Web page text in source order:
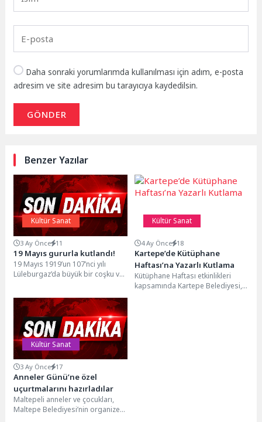
Daha sonraki yorumlarımda kullanılması için adım, e-posta
adresim ve site adresim bu tarayıcıya kaydedilsin.
GÖNDER
Benzer Yazılar
Kültür Sanat
3 Ay Önce 11
19 Mayıs gururla kutlandı!
19 Mayıs 1919’un 107’nci yılı
Lüleburgaz’da büyük bir coşku ve
Kültür Sanat
4 Ay Önce 18
Kartepe’de Kütüphane
Haftası’na Yazarlı Kutlama
Kütüphane Haftası etkinlikleri
kapsamında Kartepe Belediyesi,
Kültür Sanat
3 Ay Önce 17
Anneler Günü’ne özel
uçurtmalarını hazırladılar
Maltepeli anneler ve çocukları,
Maltepe Belediyesi’nin organize